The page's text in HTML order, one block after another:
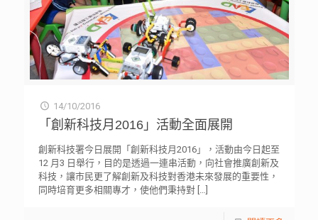
14/10/2016
「創新科技月2016」活動全面展開
創新科技署今日展開「創新科技月2016」，活動由今日起至
12 月3 日舉行，目的是透過一連串活動，向社會推廣創新及
科技，讓市民更了解創新及科技對香港未來發展的重要性，
同時培育更多相關專才，使他們秉持對[…]